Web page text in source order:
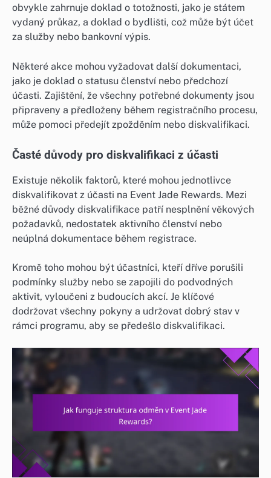
obvykle zahrnuje doklad o totožnosti, jako je státem
vydaný průkaz, a doklad o bydlišti, což může být účet
za služby nebo bankovní výpis.
Některé akce mohou vyžadovat další dokumentaci,
jako je doklad o statusu členství nebo předchozí
účasti. Zajištění, že všechny potřebné dokumenty jsou
připraveny a předloženy během registračního procesu,
může pomoci předejít zpožděním nebo diskvalifikaci.
Časté důvody pro diskvalifikaci z účasti
Existuje několik faktorů, které mohou jednotlivce
diskvalifikovat z účasti na Event Jade Rewards. Mezi
běžné důvody diskvalifikace patří nesplnění věkových
požadavků, nedostatek aktivního členství nebo
neúplná dokumentace během registrace.
Kromě toho mohou být účastníci, kteří dříve porušili
podmínky služby nebo se zapojili do podvodných
aktivit, vyloučeni z budoucích akcí. Je klíčové
dodržovat všechny pokyny a udržovat dobrý stav v
rámci programu, aby se předešlo diskvalifikaci.